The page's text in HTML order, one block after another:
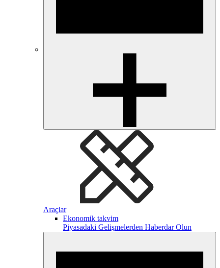
Araçlar
Ekonomik takvim
Piyasadaki Gelişmelerden Haberdar Olun